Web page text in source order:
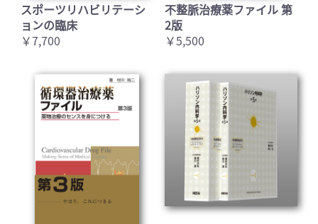
スポーツリハビリテーシ
ョンの臨床
￥7,700
不整脈治療薬ファイル 第
2版
￥5,500